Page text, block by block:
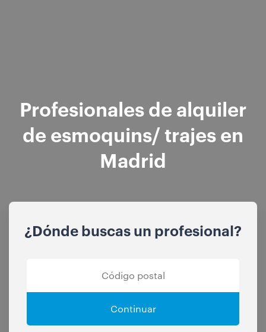
Profesionales de alquiler
de esmoquins/ trajes en
Madrid
¿Dónde buscas un profesional?
Continuar